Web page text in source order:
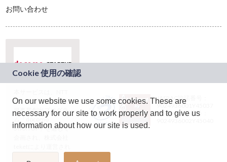
お問い合わせ
ドコモグループの新
規事業創出プログラ
ム「docomo
STARTUP」を通じて
JASRAC許諾番号：
9024936001Y45037
JASRAC許諾番号：
On our website we use some cookies. These are
necessary for our site to work properly and to give us
information about how our site is used.